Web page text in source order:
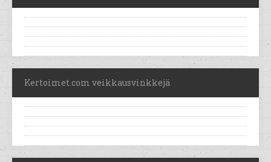
Kertoimet.com veikkausvinkkejä